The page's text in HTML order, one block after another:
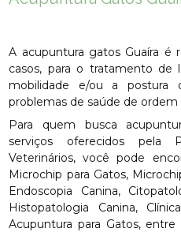
A acupuntura gatos Guaíra é
casos, para o tratamento
mobilidade e/ou a
problemas de saúde de ordem
Para quem busca
serviços oferecidos pela
Veterinários, você pode
Microchip para Gatos,
Endoscopia Canina,
Histopatologia Canina,
Acupuntura para Gatos,